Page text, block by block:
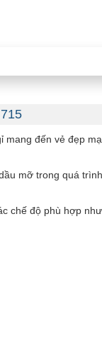
mang đến vẻ đẹp
mỡ trong quá
chế độ phù hợp